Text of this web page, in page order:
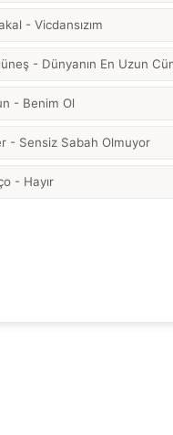
- Vicdansızım
- Dünyanın En Uzun
- Benim Ol
- Sensiz Sabah Olmuyor
- Hayır